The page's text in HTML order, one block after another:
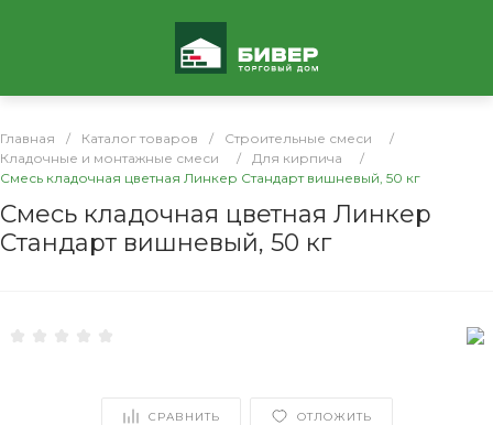
Главная / Каталог товаров / Строительные смеси
/
Кладочные и монтажные смеси
/ Для кирпича
/
Смесь кладочная цветная Линкер Стандарт вишневый, 50 кг
Смесь кладочная цветная Линкер
Стандарт вишневый, 50 кг
СРАВНИТЬ ОТЛОЖИТЬ